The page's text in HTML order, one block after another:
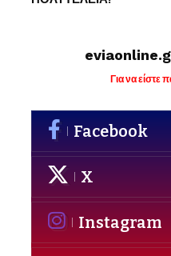
Για να είστε
Facebook
X
Instagram